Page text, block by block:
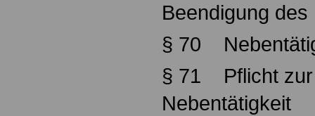
Beendigung
§ 70
§ 71 Pflicht zur
Nebentätigkeit